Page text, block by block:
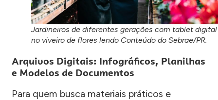
Jardineiros de diferentes gerações com tablet digital
no viveiro de flores lendo Conteúdo do Sebrae/PR.
Arquivos Digitais: Infográficos, Planilhas
e Modelos de Documentos
Para quem busca materiais práticos e